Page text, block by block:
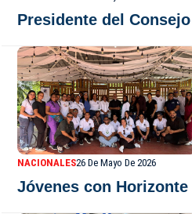
Presidente del
NACIONALES26 De Mayo De 2026
Jóvenes con